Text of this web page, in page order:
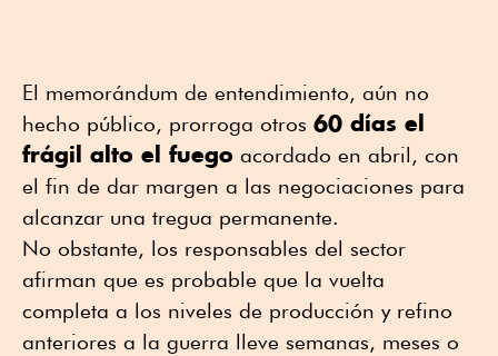
El memorándum de entendimiento, aún no
hecho público, prorroga otros 60 días el
frágil alto el fuego acordado en abril, con
el fin de dar margen a las negociaciones para
alcanzar una tregua permanente.
No obstante, los responsables del sector
afirman que es probable que la vuelta
completa a los niveles de producción y refino
anteriores a la guerra lleve semanas, meses o